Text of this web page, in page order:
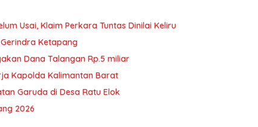
Usai, Klaim Perkara Tuntas Dinilai Keliru
Ketapang
Dana Talangan Rp.5 miliar
Kapolda Kalimantan Barat
Garuda di Desa Ratu Elok
2026